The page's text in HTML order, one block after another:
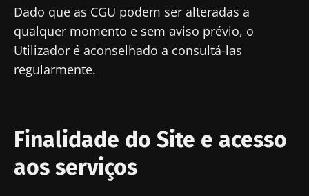
Dado que as CGU podem ser alteradas a
qualquer momento e sem aviso prévio, o
Utilizador é aconselhado a consultá-las
regularmente.
Finalidade do Site e acesso
aos serviços